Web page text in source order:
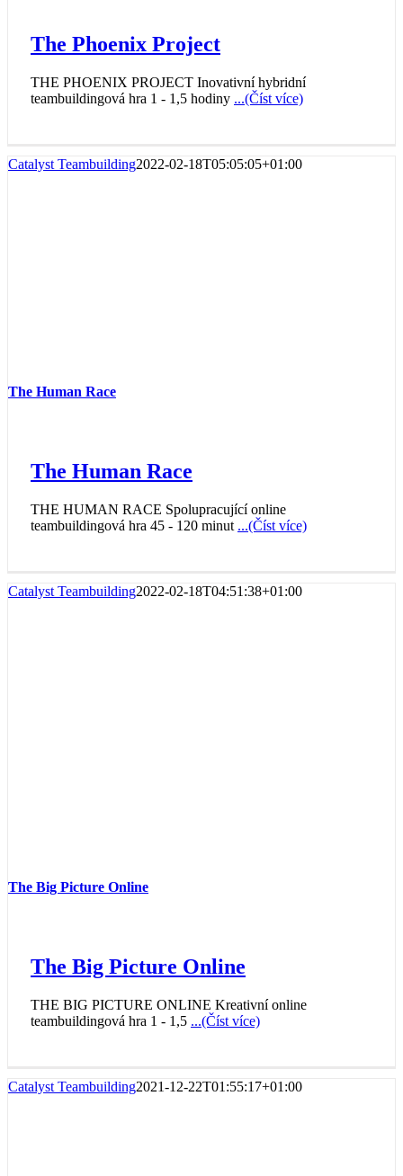
The Phoenix Project
THE PHOENIX PROJECT Inovativní hybridní
teambuildingová hra 1 - 1,5 hodiny ...(Číst více)
Catalyst Teambuilding2022-02-18T05:05:05+01:00
The Human Race
The Human Race
THE HUMAN RACE Spolupracující online
teambuildingová hra 45 - 120 minut ...(Číst více)
Catalyst Teambuilding2022-02-18T04:51:38+01:00
The Big Picture Online
The Big Picture Online
THE BIG PICTURE ONLINE Kreativní online
teambuildingová hra 1 - 1,5 ...(Číst více)
Catalyst Teambuilding2021-12-22T01:55:17+01:00